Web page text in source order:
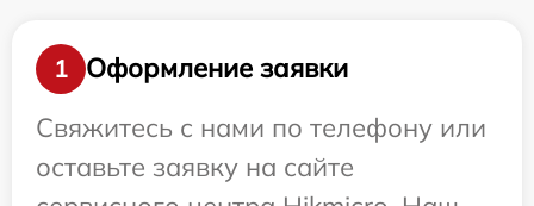
1
Оформление заявки
Свяжитесь с нами по телефону или
оставьте заявку на сайте